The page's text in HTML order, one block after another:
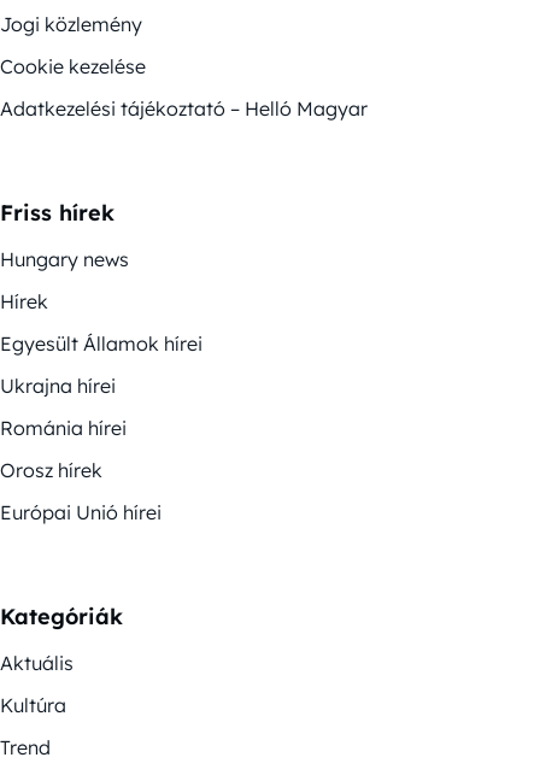
Jogi közlemény
Cookie kezelése
Adatkezelési tájékoztató – Helló Magyar
Friss hírek
Hungary news
Hírek
Egyesült Államok hírei
Ukrajna hírei
Románia hírei
Orosz hírek
Európai Unió hírei
Kategóriák
Aktuális
Kultúra
Trend